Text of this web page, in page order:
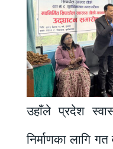
उहाँले प्रदेश
निर्माणका लागि